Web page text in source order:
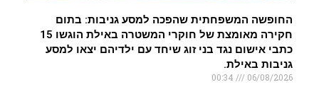
החופשה המשפחתית שהפכה למסע גניבות: בתום
חקירה מאומצת של חוקרי המשטרה באילת הוגשו 15
כתבי אישום נגד בני זוג שיחד עם ילדיהם יצאו למסע
גניבות באילת.
06/08/2026